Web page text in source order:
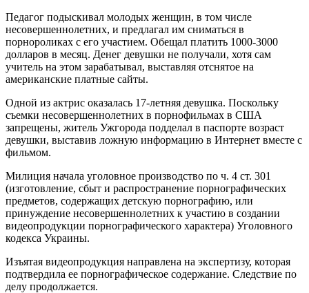
Педагог подыскивал молодых женщин, в том числе
несовершеннолетних, и предлагал им сниматься в
порнороликах с его участием. Обещал платить 1000-3000
долларов в месяц. Денег девушки не получали, хотя сам
учитель на этом зарабатывал, выставляя отснятое на
американские платные сайты.
Одной из актрис оказалась 17-летняя девушка. Поскольку
съемки несовершеннолетних в порнофильмах в США
запрещены, житель Ужгорода подделал в паспорте возраст
девушки, выставив ложную информацию в Интернет вместе с
фильмом.
Милиция начала уголовное производство по ч. 4 ст. 301
(изготовление, сбыт и распространение порнографических
предметов, содержащих детскую порнографию, или
принуждение несовершеннолетних к участию в создании
видеопродукции порнографического характера) Уголовного
кодекса Украины.
Изъятая видеопродукция направлена на экспертизу, которая
подтвердила ее порнографическое содержание. Следствие по
делу продолжается.